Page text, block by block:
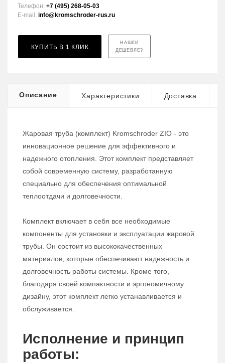
Телефон: +7 (495) 268-05-03
E-mail: info@kromschroder-rus.ru
КУПИТЬ В 1 КЛИК
НАШЛИ
ДЕШЕВЛЕ?
Описание Характеристики Доставка
Жаровая труба (комплект) Kromschroder ZIO - это
инновационное решение для эффективного и
надежного отопления. Этот комплект представляет
собой современную систему, разработанную
специально для обеспечения оптимальной
теплоотдачи и долговечности.
Комплект включает в себя все необходимые
компоненты для установки и эксплуатации жаровой
трубы. Он состоит из высококачественных
материалов, которые обеспечивают надежность и
долговечность работы системы. Кроме того,
благодаря своей компактности и эргономичному
дизайну, этот комплект легко устанавливается и
обслуживается.
Исполнение и принцип
работы: